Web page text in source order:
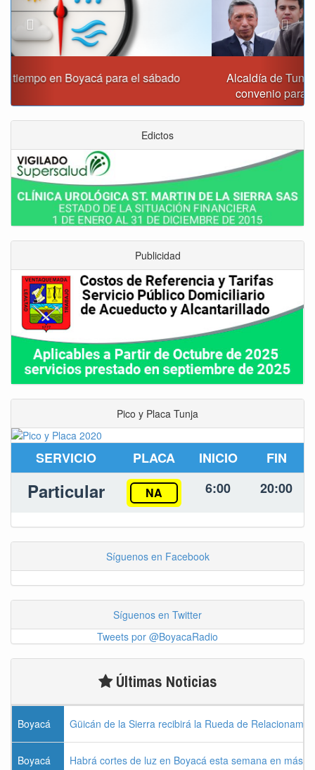
Alcaldía de Tunja y Gobernación de Boyacá firmaron
convenio para el mantenimiento de vía Moniquirá
Edictos
Publicidad
Pico y Placa Tunja
SERVICIO PLACA INICIO FIN
Particular NA 6:00 20:00
Síguenos en Facebook
Síguenos en Twitter
Tweets por @BoyacaRadio
Últimas Noticias
Boyacá Güicán de la Sierra recibirá la Rueda de
Boyacá Habrá cortes de luz en Boyacá esta semana en más